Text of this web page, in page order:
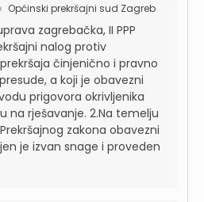
Općinski prekršajni sud Zagreb
zagrebačka, II PPP
nalog protiv
činjenično i pravno
a koji je obavezni
prigovora okrivljenika
na rješavanje. 2.Na temelju
zakona obavezni
je izvan snage i proveden